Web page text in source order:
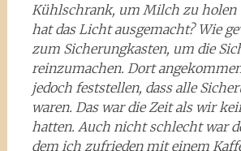
Kühlschrank, um Milch zu holen
hat das Licht ausgemacht? Wie
zum Sicherungkasten, um die
reinzumachen. Dort
jedoch feststellen, dass alle
waren. Das war die Zeit als wir
hatten. Auch nicht schlecht war
dem ich zufrieden mit einem